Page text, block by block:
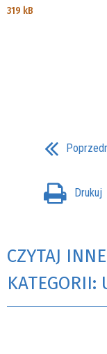
319 kB
Drukuj
CZYTAJ
KATEGORII: